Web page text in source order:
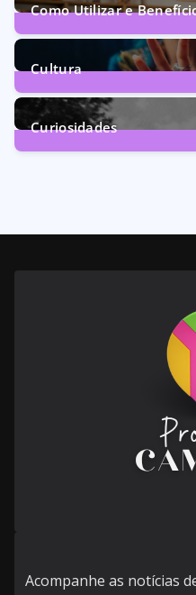
Como Utilizar e
160
Cultura
246
Curiosidades
Acompanhe as notícias